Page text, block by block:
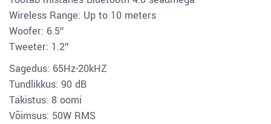
Wireless Range: Up to 10 meters
Woofer: 6.5″
Tweeter: 1.2″
Sagedus: 65Hz-20kHZ
Tundlikkus: 90 dB
Takistus: 8 oomi
Võimsus: 50W RMS